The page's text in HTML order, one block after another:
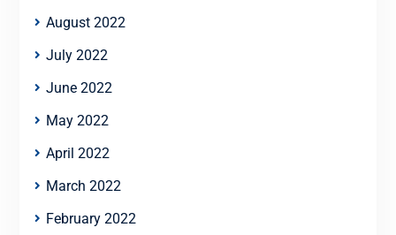
August 2022
July 2022
June 2022
May 2022
April 2022
March 2022
February 2022